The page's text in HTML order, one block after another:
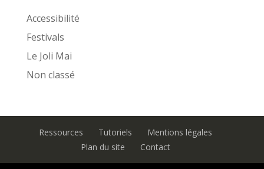
Accessibilité
Festivals
Le Joli Mai
Non classé
Ressources Tutoriels
Mentions légales
Plan du site
Contact